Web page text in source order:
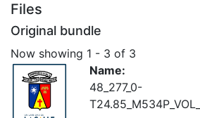
Files
Original bundle
Now showing 1 - 3 of 3
Name:
48_277_0-